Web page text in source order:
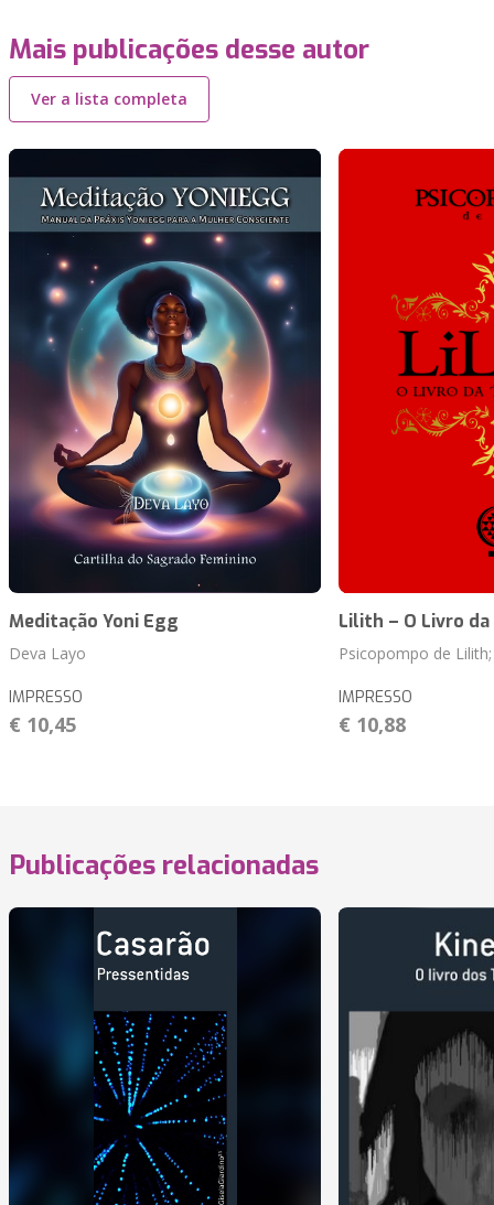
Mais publicações desse autor
Ver a lista completa
Meditação Yoni Egg
Deva Layo
IMPRESSO
€ 10,45
Lilith – O Livro
Psicopompo de
IMPRESSO
€ 10,88
Publicações relacionadas